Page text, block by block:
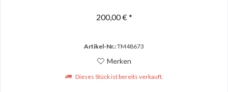
200,00 € *
Artikel-Nr.:TM48673
Merken
Dieses Stück ist bereits verkauft.